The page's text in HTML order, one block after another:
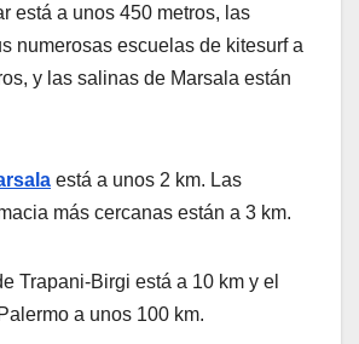
está a unos 450 metros, las
numerosas escuelas de kitesurf a
y las salinas de Marsala están
está a unos 2 km. Las
más cercanas están a 3 km.
Trapani-Birgi está a 10 km y el
a unos 100 km.